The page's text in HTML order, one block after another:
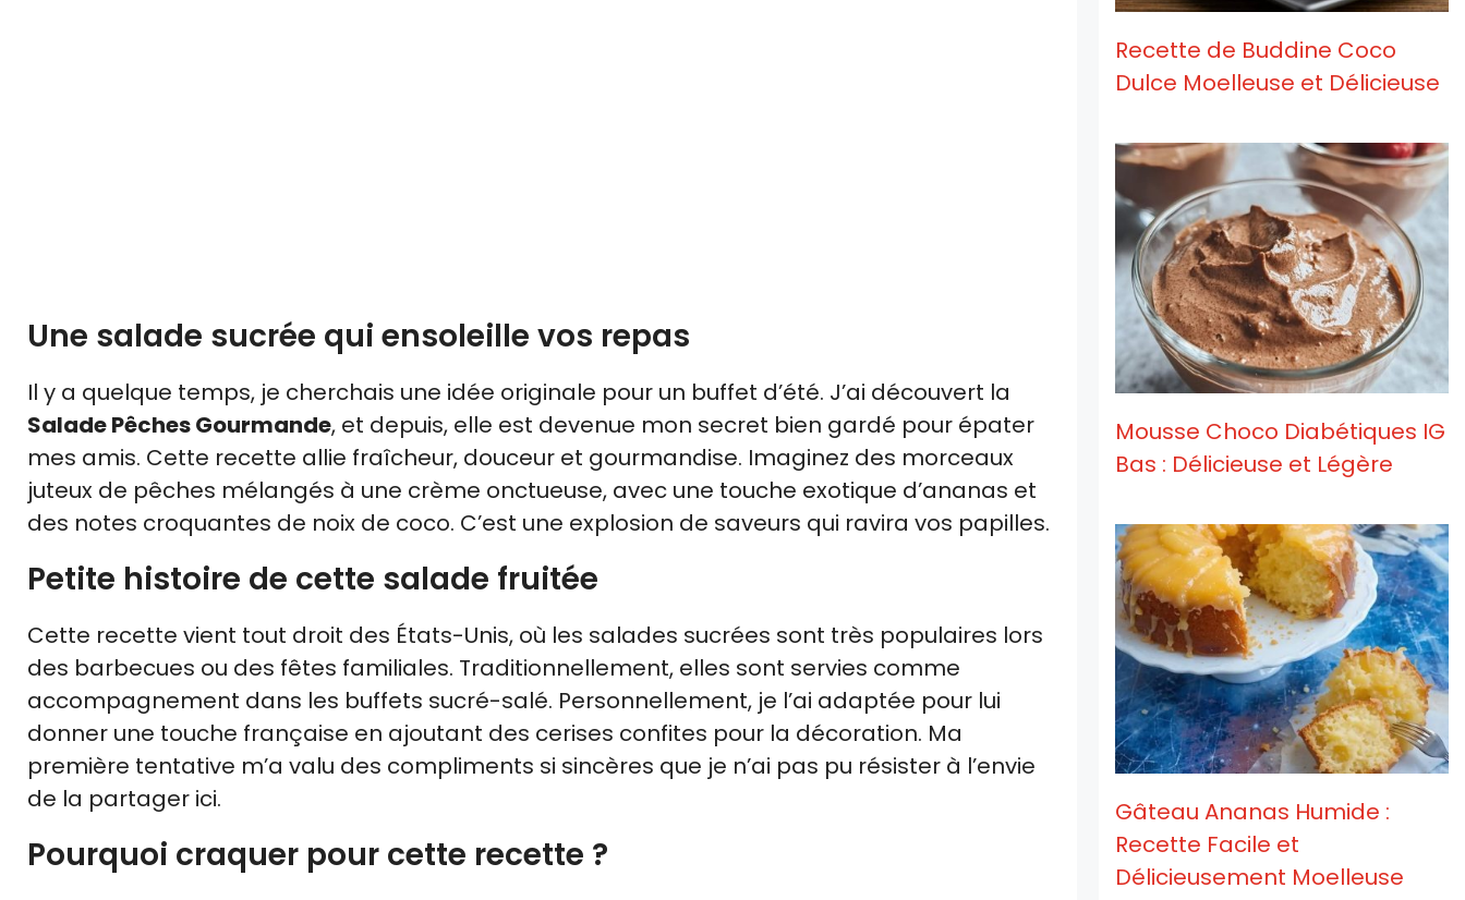
Une salade sucrée qui ensoleille vos repas
Il y a quelque temps, je cherchais une idée originale pour un buffet d’été. J’ai découvert la
Salade Pêches Gourmande, et depuis, elle est devenue mon secret bien gardé pour épater
mes amis. Cette recette allie fraîcheur, douceur et gourmandise. Imaginez des morceaux
juteux de pêches mélangés à une crème onctueuse, avec une touche exotique d’ananas et
des notes croquantes de noix de coco. C’est une explosion de saveurs qui ravira vos papilles.
Petite histoire de cette salade fruitée
Cette recette vient tout droit des États-Unis, où les salades sucrées sont très populaires lors
des barbecues ou des fêtes familiales. Traditionnellement, elles sont servies comme
accompagnement dans les buffets sucré-salé. Personnellement, je l’ai adaptée pour lui
donner une touche française en ajoutant des cerises confites pour la décoration. Ma
première tentative m’a valu des compliments si sincères que je n’ai pas pu résister à l’envie
de la partager ici.
Pourquoi craquer pour cette recette ?
Recette de Buddine Coco
Dulce Moelleuse et Délicieuse
Mousse Choco Diabétiques IG
Bas : Délicieuse et Légère
Gâteau Ananas Humide :
Recette Facile et
Délicieusement Moelleuse